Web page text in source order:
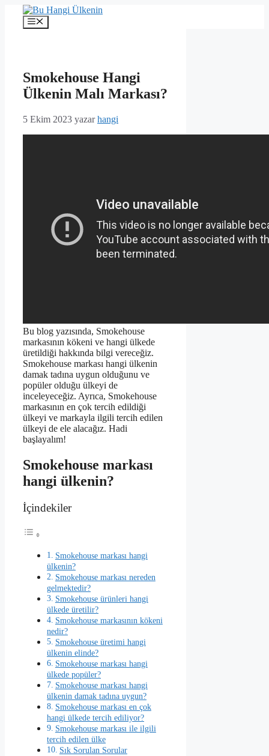
İçeriğe
Menü
Smokehouse Hangi
Ülkenin Malı Markası?
5 Ekim 2023 yazarhangi
Bu blog yazısında, Smokehouse
markasının kökeni ve hangi ülkede
üretildiği hakkında bilgi vereceğiz.
Smokehouse markası hangi ülkenin
damak tadına uygun olduğunu ve
popüler olduğu ülkeyi de
inceleyeceğiz. Ayrıca, Smokehouse
markasının en çok tercih edildiği
ülkeyi ve markayla ilgili tercih edilen
ülkeyi de ele alacağız. Hadi
başlayalım!
Smokehouse markası
hangi ülkenin?
İçindekiler
Smokehouse markası hangi
ülkenin?
Smokehouse markası nereden
gelmektedir?
Smokehouse ürünleri hangi
ülkede üretilir?
Smokehouse markasının kökeni
nedir?
Smokehouse üretimi hangi
ülkenin elinde?
Smokehouse markası hangi
ülkede popüler?
Smokehouse markası hangi
ülkenin damak tadına uygun?
Smokehouse markası en çok
hangi ülkede tercih ediliyor?
Smokehouse markası ile ilgili
tercih edilen ülke
Sık Sorulan Sorular